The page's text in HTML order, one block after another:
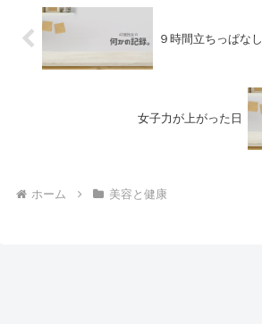
９時間立ちっぱなし
女子力が上がった日
ホーム 美容と健康